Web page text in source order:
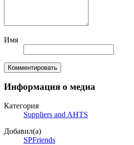
Имя
Комментировать
Информация о медиа
Категория
Suppliers and AHTS
Добавил(а)
SPFriends